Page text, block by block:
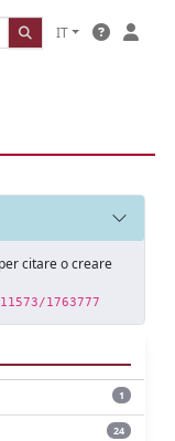
IT
citare o creare
1763777
1
24